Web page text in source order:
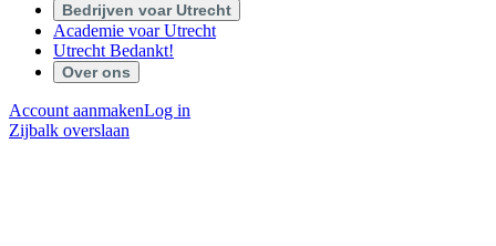
Bedrijven voar Utrecht
Academie voar Utrecht
Utrecht Bedankt!
Over ons
Account aanmakenLog in
Zijbalk overslaan